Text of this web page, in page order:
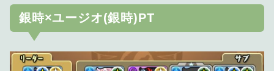
銀時×ユージオ(銀時)PT